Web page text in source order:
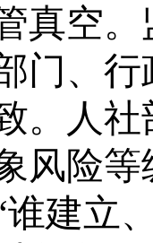
真空
门、
。人
风险
谁建立